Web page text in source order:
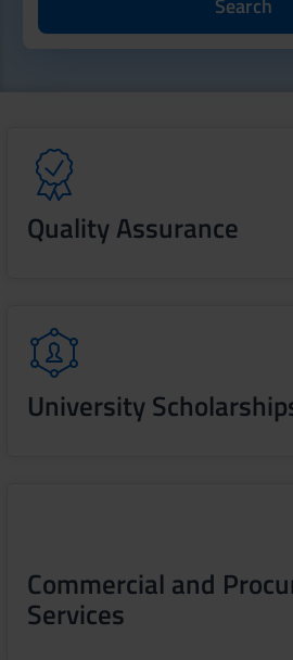
Quality Assurance
University
Commercial and
Services